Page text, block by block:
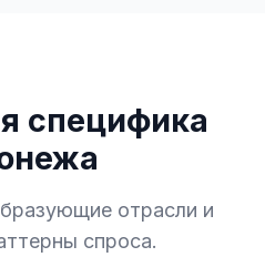
специфика
отрасли и
спроса.